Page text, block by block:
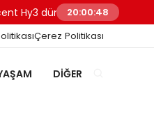
dünya genelinde kullanıma
20:00:49
Çerez Politikası
DIĞER